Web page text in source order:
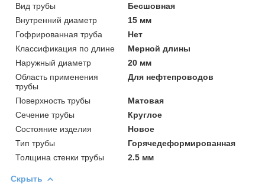
Вид трубы
Бесшовная
Внутренний диаметр
15 мм
Гофрированная труба
Нет
Классификация по длине
Мерной длины
Наружный диаметр
20 мм
Область применения
трубы
Для нефтепроводов
Поверхность трубы
Матовая
Сечение трубы
Круглое
Состояние изделия
Новое
Тип трубы
Горячедеформированная
Толщина стенки трубы
2.5 мм
Скрыть